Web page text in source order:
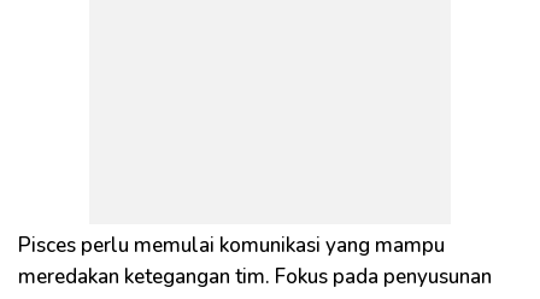
Pisces perlu memulai komunikasi yang mampu
meredakan ketegangan tim. Fokus pada penyusunan